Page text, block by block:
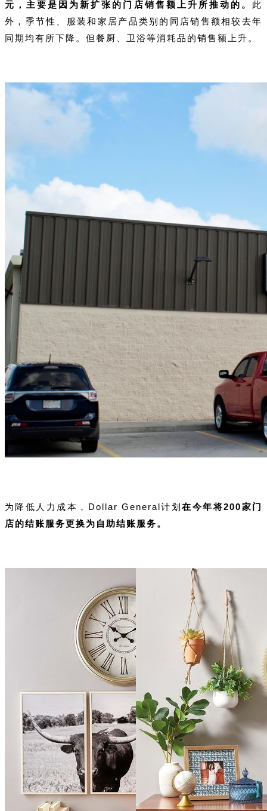
元，主要是因为新扩张的门店销售额上升所推动的。 此
外，季节性、服装和家居产品类别的同店销售额相较去年
同期均有所下降。但餐厨、卫浴等消耗品的销售额上升。
为降低人力成本，Dollar General计划在今年将200家门
店的结账服务更换为自助结账服务。